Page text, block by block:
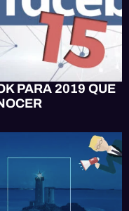
PARA 2019 QUE